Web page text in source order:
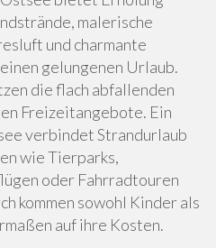
malerische
und charmante
gelungenen Urlaub.
die flach abfallenden
Freizeitangebote. Ein
verbindet Strandurlaub
wie Tierparks,
oder Fahrradtouren
kommen sowohl Kinder als
auf ihre Kosten.